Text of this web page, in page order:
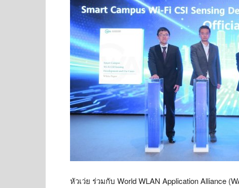
หัวเว่ย ร่วมกับ World WLAN Application Alliance